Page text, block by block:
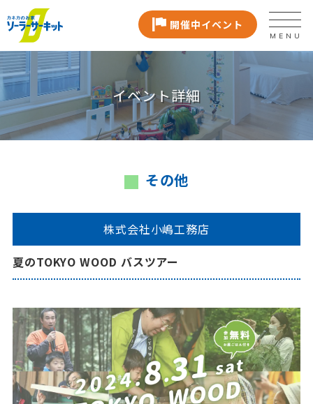
開催中イベント
MENU
イベント詳細
その他
株式会社小嶋工務店
夏のTOKYO WOOD バスツアー